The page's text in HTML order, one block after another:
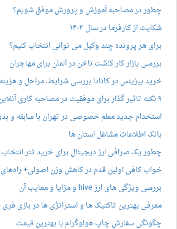
چطور در مصاحبه‌ آموزش و پرورش موفق شویم؟
شکایت از کارفرما در سال ۱۴۰۳
برای هر پرونده چند وکیل می توانی انتخاب کنیم؟
بررسی بازار کار کاشت ناخن در آلمان برای مهاجران
خرید بیزینس در کانادا بررسی شرایط، مراحل و هزینه‌ها
۹ نکته تاثیر گذار برای موفقیت در مصاحبه کاری آنلاین
استخدام جدید معلم خصوصی در تهران با سابقه و
بانک اطلاعات مشاغل استان ها
چطور یک صرافی ارز دیجیتال برای خرید تتر انتخاب
خواب کافی اولین قدم در کاهش وزن اصولی+
بررسی ویژگی های ارز hive و مزایا و معایب آن
معرفی بهترین تاکتیک ها و استراتژی ها در بازی فری
چگونگی سفارش چاپ هولوگرام با بهترین قیمت